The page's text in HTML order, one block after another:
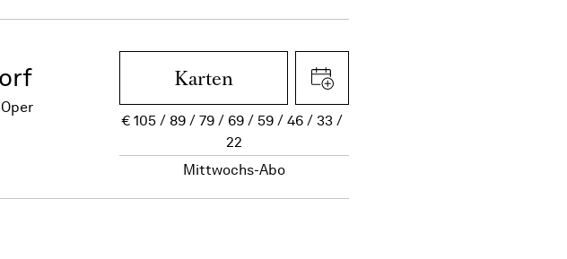
Oper
Karten
€105 89 79 69 59 46
33
22
Mittwochs-Abo